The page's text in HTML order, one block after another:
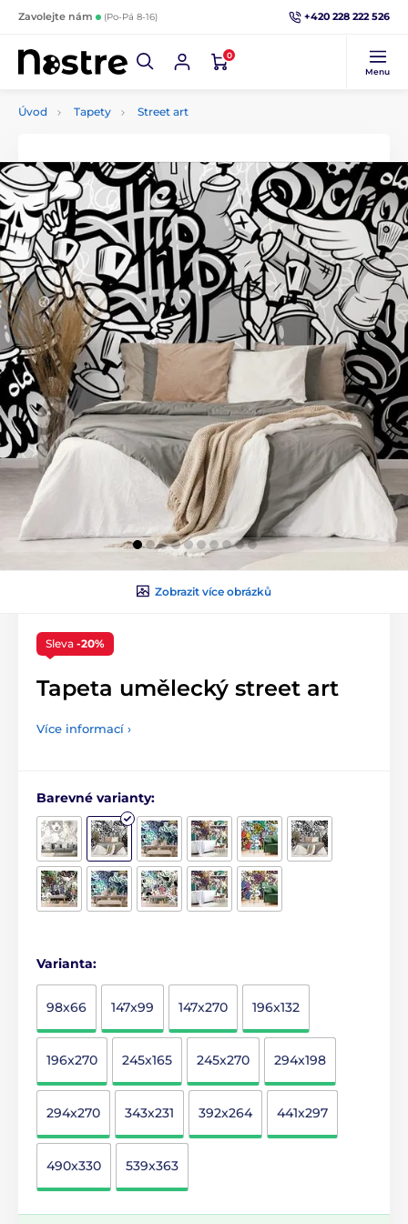
Zavolejte nám (Po-Pá 8-16) +420 228 222 526
0
Menu
Úvod Tapety Street art
Zobrazit více obrázků
Sleva -20%
Tapeta umělecký street art
Více informací ›
Barevné varianty:
Varianta:
98x66 147x99 147x270 196x132
196x270 245x165 245x270 294x198
294x270 343x231 392x264 441x297
490x330 539x363